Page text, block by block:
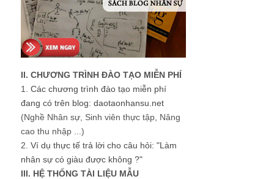
II. CHƯƠNG TRÌNH ĐÀO TẠO MIỄN PHÍ
1. Các chương trình đào tạo miễn phí
đang có trên blog: daotaonhansu.net
(Nghề Nhân sự, Sinh viên thực tập, Nâng
cao thu nhập ...)
2. Ví dụ thực tế trả lời cho câu hỏi: "Làm
nhân sự có giàu được không ?"
III. HỆ THỐNG TÀI LIỆU MẪU